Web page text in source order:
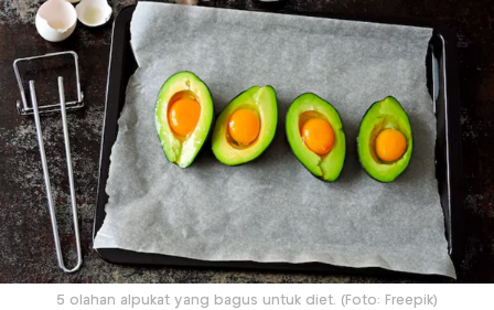
5 olahan alpukat yang bagus untuk diet. (Foto: Freepik)